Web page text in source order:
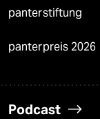
panterstiftung
panterpreis 2026
Podcast